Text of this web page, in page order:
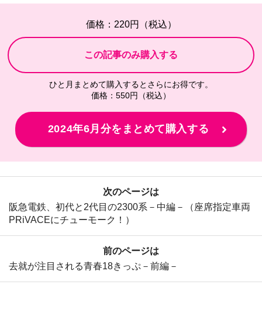
価格：220円（税込）
ひと月まとめて購入するとさらにお得です。
価格：550円（税込）
2024年6月分をまとめて購入する
前のページは
去就が注目される青春18きっぷ－前編－
次のページは
阪急電鉄、初代と2代目の2300系－中編－（座席指定車両
PRiVACEにチューモーク！）